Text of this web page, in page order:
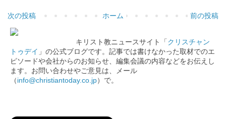
次の投稿 前の投稿
ホーム
キリスト教ニュースサイト「クリスチャン
トゥデイ 」の公式ブログです。記事では書けなかった取材でのエ
ピソードや会社からのお知らせ、編集会議の内容などをお伝えし
ます。お問い合わせやご意見は、メール
（info@christiantoday.co.jp）で。